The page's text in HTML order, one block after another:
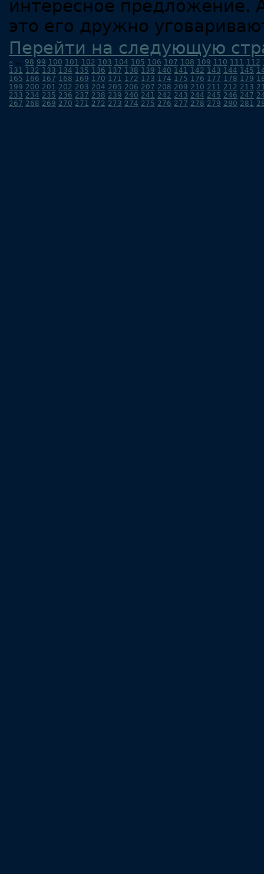
интересное предложение.
это его дружно
Перейти на следующую
« ... 98 99 100 101 102 103 104 105 106 107 108 109 110 111 112
131 132 133 134 135 136 137 138 139 140 141 142 143 144 145
165 166 167 168 169 170 171 172 173 174 175 176 177 178 179
199 200 201 202 203 204 205 206 207 208 209 210 211 212 213
233 234 235 236 237 238 239 240 241 242 243 244 245 246 247
267 268 269 270 271 272 273 274 275 276 277 278 279 280 281